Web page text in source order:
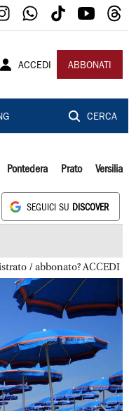
ACCEDI ABBONATI
CERCA
Pontedera Prato Versilia
SEGUICI SU DISCOVER
/ abbonato? ACCEDI